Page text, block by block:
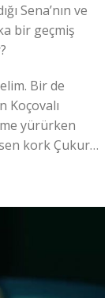
Sena’nın ve
bir geçmiş
Bir de
Koçovalı
yürürken
sen kork Çukur…